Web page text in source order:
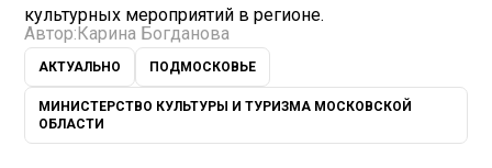
культурных мероприятий в регионе.
Автор: Карина Богданова
АКТУАЛЬНО ПОДМОСКОВЬЕ
МИНИСТЕРСТВО КУЛЬТУРЫ И ТУРИЗМА МОСКОВСКОЙ
ОБЛАСТИ